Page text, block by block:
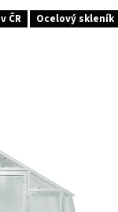
ČR Ocelový skleník